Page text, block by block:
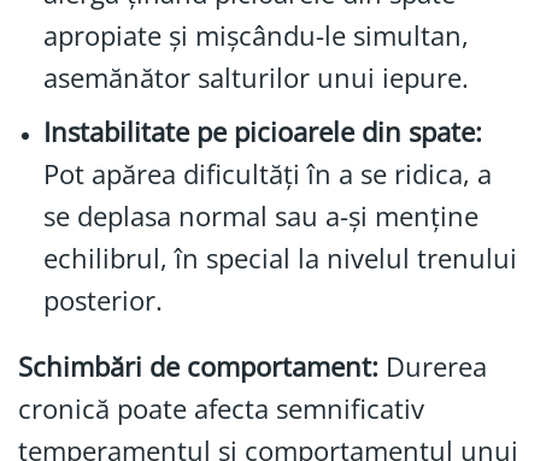
apropiate și mișcându-le simultan,
asemănător salturilor unui iepure.
Instabilitate pe picioarele din spate:
Pot apărea dificultăți în a se ridica, a
se deplasa normal sau a-și menține
echilibrul, în special la nivelul trenului
posterior.
Schimbări de comportament: Durerea
cronică poate afecta semnificativ
temperamentul și comportamentul unui